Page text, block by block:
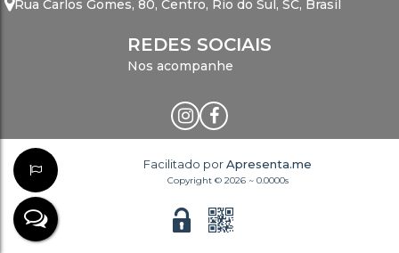
Rua Carlos Gomes, 80, Centro, Rio do Sul, SC, Brasil
REDES SOCIAIS
Nos acompanhe
Facilitado porApresenta.me
Copyright © 2026 ~ 0.0000s